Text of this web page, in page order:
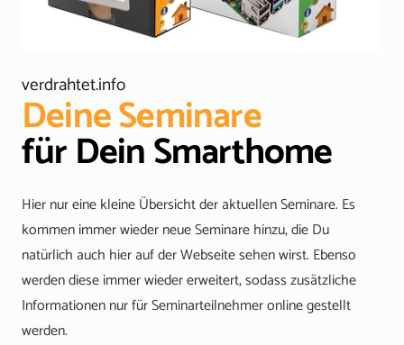
verdrahtet.info
Deine Seminare
für Dein Smarthome
Hier nur eine kleine Übersicht der aktuellen Seminare. Es
kommen immer wieder neue Seminare hinzu, die Du
natürlich auch hier auf der Webseite sehen wirst. Ebenso
werden diese immer wieder erweitert, sodass zusätzliche
Informationen nur für Seminarteilnehmer online gestellt
werden.